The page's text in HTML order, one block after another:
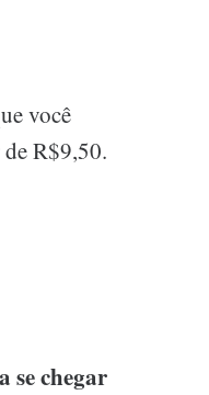
você
R$9,50.
se chegar